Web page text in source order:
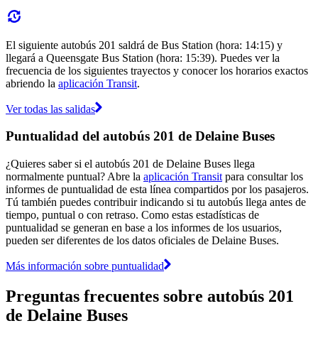
El siguiente autobús 201 saldrá de Bus Station (hora: 14:15) y
llegará a Queensgate Bus Station (hora: 15:39). Puedes ver la
frecuencia de los siguientes trayectos y conocer los horarios exactos
abriendo la aplicación Transit.
Ver todas las salidas
Puntualidad del autobús 201 de Delaine Buses
¿Quieres saber si el autobús 201 de Delaine Buses llega
normalmente puntual? Abre la aplicación Transit para consultar los
informes de puntualidad de esta línea compartidos por los pasajeros.
Tú también puedes contribuir indicando si tu autobús llega antes de
tiempo, puntual o con retraso. Como estas estadísticas de
puntualidad se generan en base a los informes de los usuarios,
pueden ser diferentes de los datos oficiales de Delaine Buses.
Más información sobre puntualidad
Preguntas frecuentes sobre autobús 201
de Delaine Buses